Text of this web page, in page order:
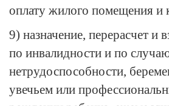
оплату жилого помещения и
9) назначение, перерасчет и
по инвалидности и по
нетрудоспособности,
увечьем или